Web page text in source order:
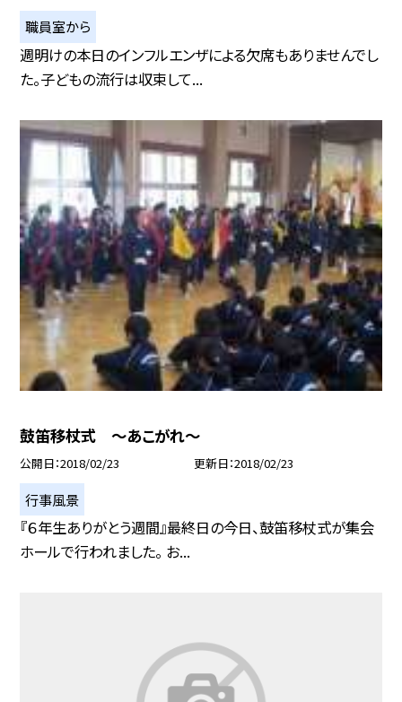
職員室から
週明けの本日のインフルエンザによる欠席もありませんでし
た。子どもの流行は収束して...
鼓笛移杖式 〜あこがれ〜
公開日 2018/02/23 更新日 2018/02/23
行事風景
『６年生ありがとう週間』最終日の今日、鼓笛移杖式が集会
ホールで行われました。 お...